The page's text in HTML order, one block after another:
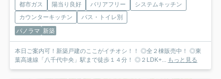
都市ガス 陽当り良好 バリアフリー
システムキッチン
カウンターキッチン
バス・トイレ別
パノラマ 新築
本日ご案内可！新築戸建のここがイチオシ！！ ◎全２棟販売中！ ◎東
葉高速線「八千代中央」駅まで徒歩１４分！ ◎２LDK+...
もっと見る